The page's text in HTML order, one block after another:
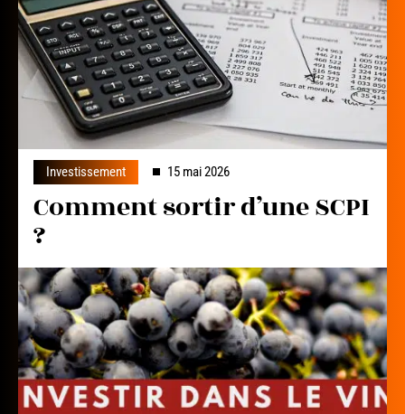
Investissement 15 mai 2026
Comment sortir d’une SCPI
?